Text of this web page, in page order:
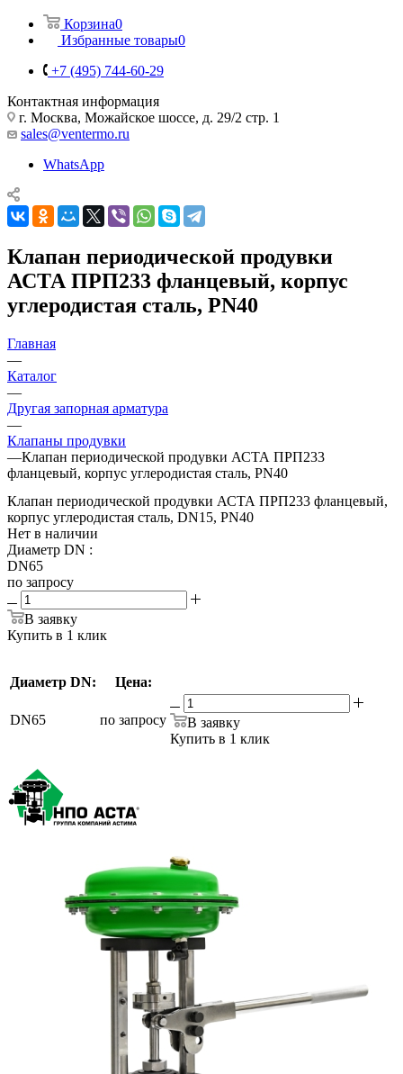
Корзина0
Избранные товары0
+7 (495) 744-60-29
Контактная информация
г. Москва, Можайское шоссе, д. 29/2 стр. 1
sales@ventermo.ru
WhatsApp
Клапан периодической продувки
АСТА ПРП233 фланцевый, корпус
углеродистая сталь, PN40
Главная
—
Каталог
—
Другая запорная арматура
—
Клапаны продувки
—Клапан периодической продувки АСТА ПРП233
фланцевый, корпус углеродистая сталь, PN40
Клапан периодической продувки АСТА ПРП233 фланцевый,
корпус углеродистая сталь, DN15, PN40
Нет в наличии
Диаметр DN :
DN65
по запросу
В заявку
Купить в 1 клик
Диаметр DN: Цена:
DN65 по запросу
В заявку
Купить в 1 клик